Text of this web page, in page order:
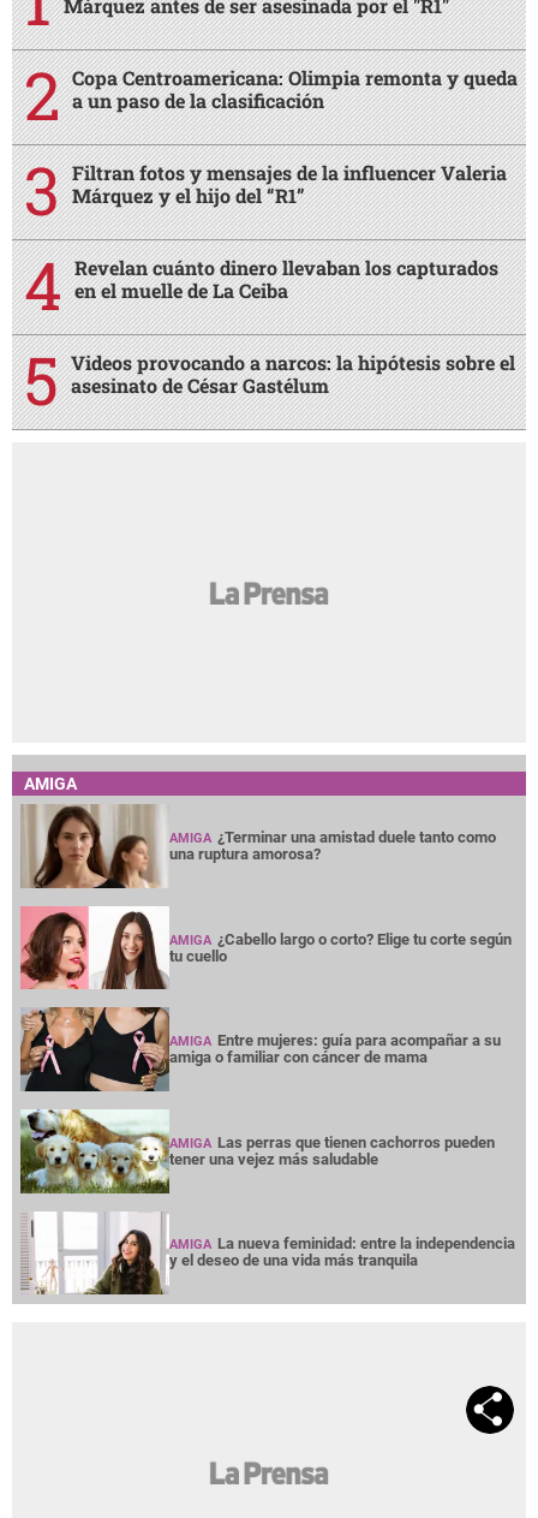
Márquez antes de ser asesinada por el "R1"
Copa Centroamericana: Olimpia remonta y queda
a un paso de la clasificación
Filtran fotos y mensajes de la influencer Valeria
Márquez y el hijo del “R1”
Revelan cuánto dinero llevaban los capturados
en el muelle de La Ceiba
Videos provocando a narcos: la hipótesis sobre el
asesinato de César Gastélum
AMIGA
AMIGA ¿Terminar una amistad duele tanto como
una ruptura amorosa?
AMIGA ¿Cabello largo o corto? Elige tu corte según
tu cuello
AMIGA Entre mujeres: guía para acompañar a su
amiga o familiar con cáncer de mama
AMIGA Las perras que tienen cachorros pueden
tener una vejez más saludable
AMIGA La nueva feminidad: entre la independencia
y el deseo de una vida más tranquila